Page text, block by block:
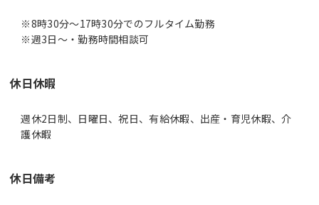
※8時30分～17時30分でのフルタイム勤務
休日休暇
週休2日制、日曜日、祝日、有給休暇、出産・育児休暇、介
護休暇
休日備考